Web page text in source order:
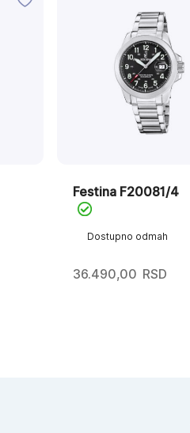
Dostupno odmah
Festina F20081/4
36.490,00 RSD